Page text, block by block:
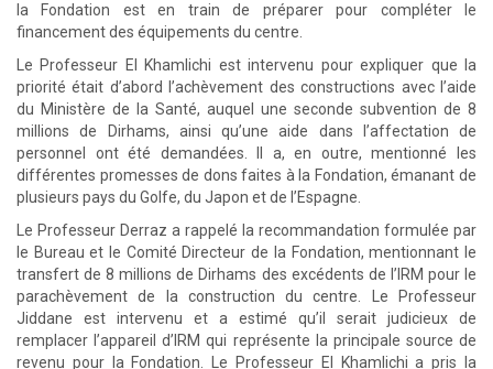
la Fondation est en train de préparer pour compléter le
financement des équipements du centre.
Le Professeur El Khamlichi est intervenu pour expliquer que la
priorité était d’abord l’achèvement des constructions avec l’aide
du Ministère de la Santé, auquel une seconde subvention de 8
millions de Dirhams, ainsi qu’une aide dans l’affectation de
personnel ont été demandées. Il a, en outre, mentionné les
différentes promesses de dons faites à la Fondation, émanant de
plusieurs pays du Golfe, du Japon et de l’Espagne.
Le Professeur Derraz a rappelé la recommandation formulée par
le Bureau et le Comité Directeur de la Fondation, mentionnant le
transfert de 8 millions de Dirhams des excédents de l’IRM pour le
parachèvement de la construction du centre. Le Professeur
Jiddane est intervenu et a estimé qu’il serait judicieux de
remplacer l’appareil d’IRM qui représente la principale source de
revenu pour la Fondation. Le Professeur El Khamlichi a pris la